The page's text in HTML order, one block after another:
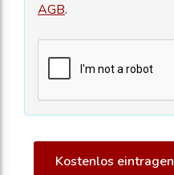
AGB.
Kostenlos eintragen